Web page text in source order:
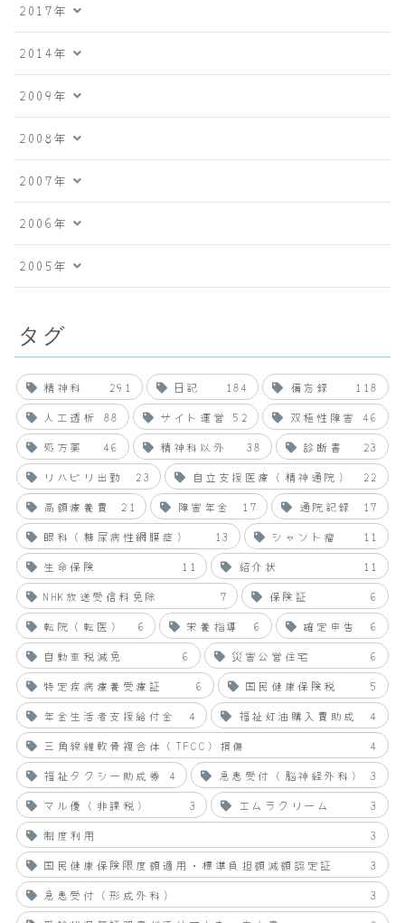
2017年
2014年
2009年
2008年
2007年
2006年
2005年
タグ
精神科 291 日記 184 備忘録
118
人工透析
88 サイト運営 52 双極性障害
46
処方薬
46 精神科以外 38 診断書
23
リハビリ出勤
23 自立支援医療（精神通院）
22
高額療養費
21 障害年金 17 通院記録
17
眼科（糖尿病性網膜症）
13 シャント瘤
11
生命保険
11 紹介状
11
NHK放送受信料免除
7 保険証
6
転院（転医）
6 栄養指導 6 確定申告
6
自動車税減免
6 災害公営住宅
6
特定疾病療養受療証
6 国民健康保険税
5
年金生活者支援給付金
4 福祉灯油購入費助成
4
三角線維軟骨複合体（TFCC）損傷
4
福祉タクシー助成券
4 急患受付（脳神経外科）
3
マル優（非課税）
3 エムラクリーム
3
制度利用
3
国民健康保険限度額適用・標準負担額減額認定証
3
急患受付（形成外科）
3